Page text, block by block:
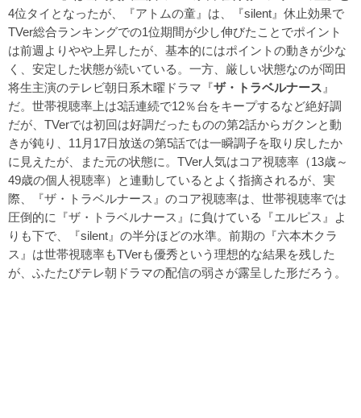
4位タイとなったが、『アトムの童』は、『silent』休止効果で
TVer総合ランキングでの1位期間が少し伸びたことでポイント
は前週よりやや上昇したが、基本的にはポイントの動きが少な
く、安定した状態が続いている。一方、厳しい状態なのが岡田
将生主演のテレビ朝日系木曜ドラマ『ザ・トラベルナース 』
だ。世帯視聴率上は3話連続で12％台をキープするなど絶好調
だが、TVerでは初回は好調だったものの第2話からガクンと動
きが鈍り、11月17日放送の第5話では一瞬調子を取り戻したか
に見えたが、また元の状態に。TVer人気はコア視聴率（13歳～
49歳の個人視聴率）と連動しているとよく指摘されるが、実
際、『ザ・トラベルナース』のコア視聴率は、世帯視聴率では
圧倒的に『ザ・トラベルナース』に負けている『エルピス』よ
りも下で、『silent』の半分ほどの水準。前期の『六本木クラ
ス』は世帯視聴率もTVerも優秀という理想的な結果を残した
が、ふたたびテレ朝ドラマの配信の弱さが露呈した形だろう。